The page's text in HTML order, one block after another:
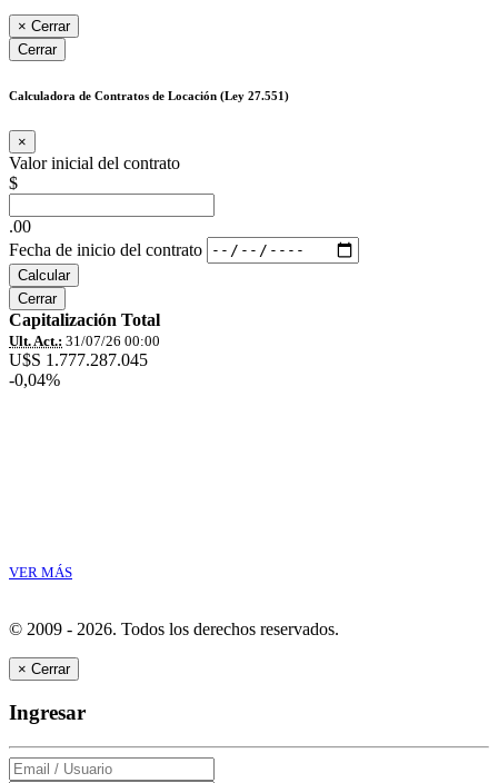
× Cerrar
Cerrar
Calculadora de Contratos de Locación (Ley 27.551)
×
Valor inicial del contrato
$
.00
Fecha de inicio del contrato
Calcular
Cerrar
Capitalización Total
Ult. Act.: 31/07/26 00:00
U$S 1.777.287.045
-0,04%
VER MÁS
© 2009 - 2026. Todos los derechos reservados.
× Cerrar
Ingresar